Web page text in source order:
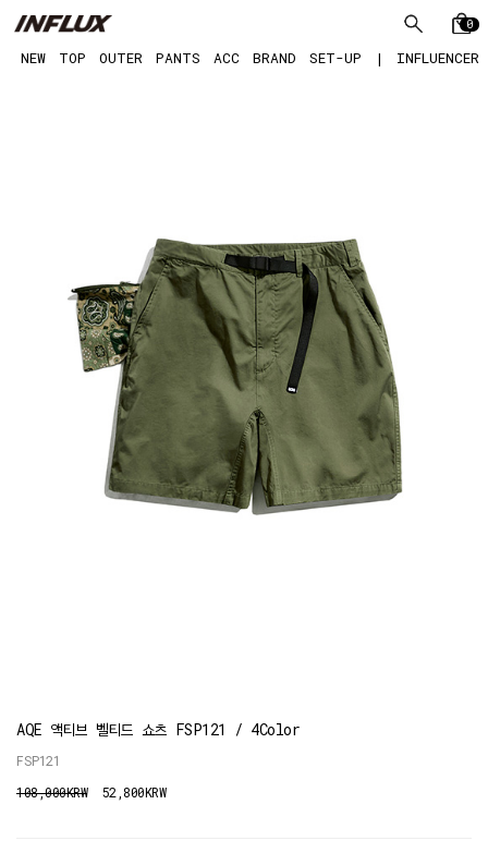
0
NEW TOP OUTER PANTS ACC BRAND SET-UP | INFLUENCER
AQE 액티브 벨티드 쇼츠 FSP121 / 4Color
FSP121
108,000KRW
52,800KRW